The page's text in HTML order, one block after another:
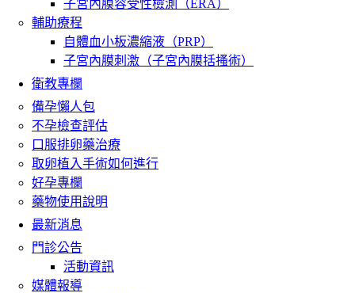
子宮內膜容受性檢測（ERA）
輔助療程
自體血小板濃縮液（PRP）
子宮內膜刺激（子宮內膜括搔術）
衛教專欄
備孕懶人包
不孕檢查評估
口服排卵藥治療
取卵植入手術如何進行
好孕專欄
藥物使用說明
最新消息
門診公告
活動資訊
媒體報導